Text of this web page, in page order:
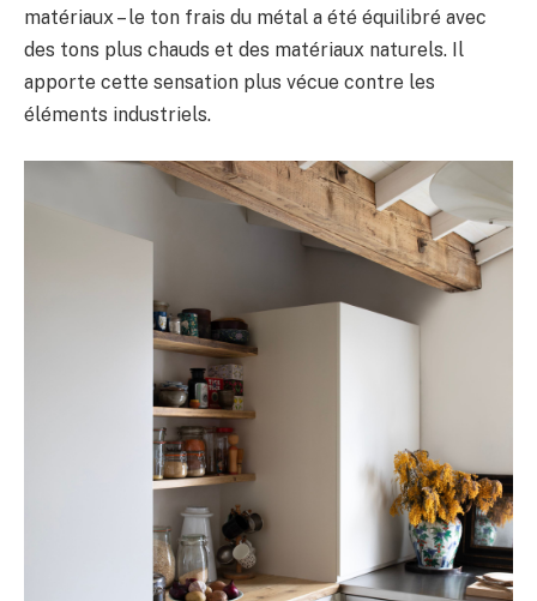
matériaux – le ton frais du métal a été équilibré avec
des tons plus chauds et des matériaux naturels. Il
apporte cette sensation plus vécue contre les
éléments industriels.